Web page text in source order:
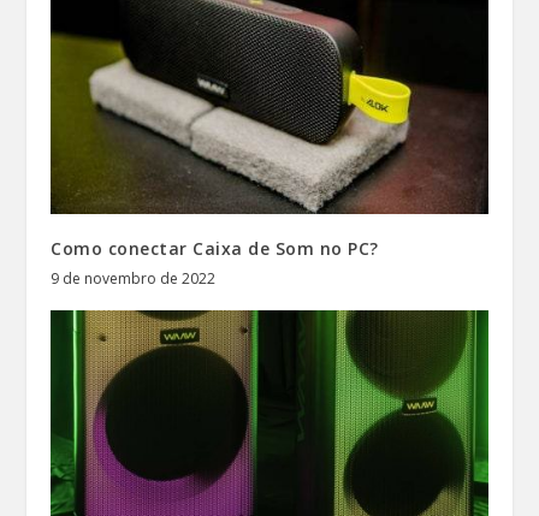
Como conectar Caixa de Som no PC?
9 de novembro de 2022